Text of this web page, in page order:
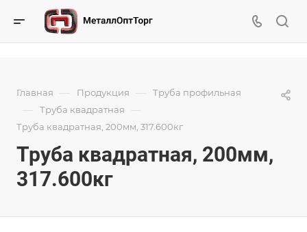
Главная — Продукция — Труба профильная
— Труба квадратная —
Труба квадратная, 200мм, 317.600кг
Труба квадратная, 200мм,
317.600кг